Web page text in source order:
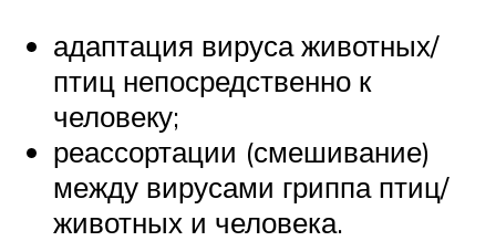
адаптация вируса животных/
птиц непосредственно к
человеку;
реассортации (смешивание)
между вирусами гриппа птиц/
животных и человека.